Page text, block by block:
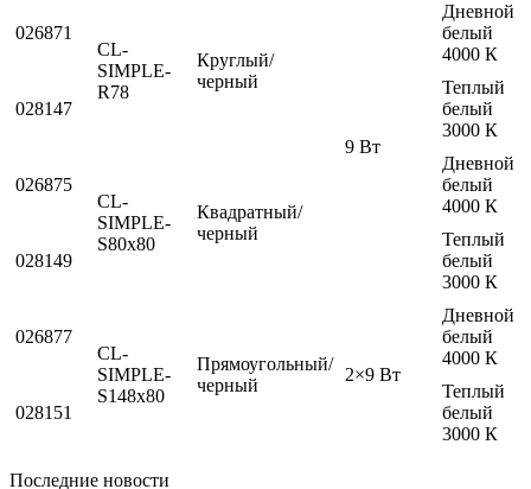
026871
CL-
SIMPLE-
R78
Круглый/
черный
9 Вт
Дневной
белый
4000 К
028147
Теплый
белый
3000 К
026875
CL-
SIMPLE-
S80x80
Квадратный/
черный
Дневной
белый
4000 К
028149
Теплый
белый
3000 К
026877
CL-
SIMPLE-
S148x80
Прямоугольный/
черный
2×9 Вт
Дневной
белый
4000 К
028151
Теплый
белый
3000 К
Последние новости